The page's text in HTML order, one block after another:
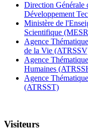
Direction Générale
Développement
Ministère de
Scientifique
Agence
de la Vie
Agence
Humaines
Agence
(ATRSST)
Visiteurs